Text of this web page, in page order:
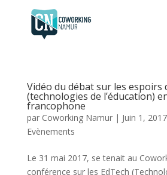
Vidéo du débat sur les espoirs
(technologies de l’éducation)
francophone
par Coworking Namur| Juin 1, 2017
Evènements
Le 31 mai 2017, se tenait au
conférence sur les EdTech